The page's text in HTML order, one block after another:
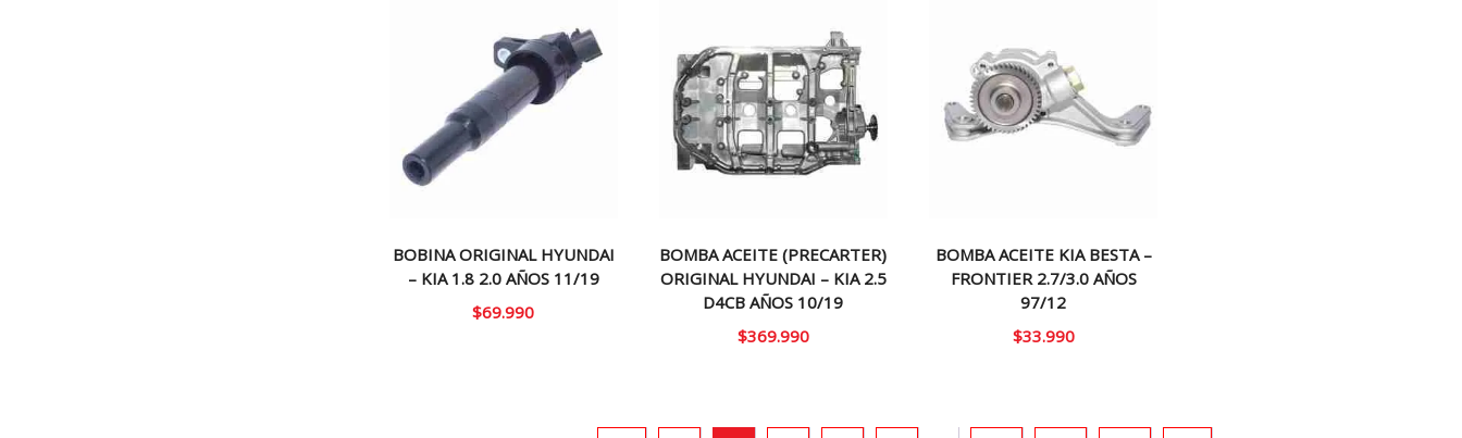
BOBINA ORIGINAL HYUNDAI
– KIA 1.8 2.0 AÑOS 11/19
$69.990
BOMBA ACEITE (PRECARTER)
ORIGINAL HYUNDAI – KIA 2.5
D4CB AÑOS 10/19
$369.990
BOMBA ACEITE KIA BESTA –
FRONTIER 2.7/3.0 AÑOS
97/12
$33.990